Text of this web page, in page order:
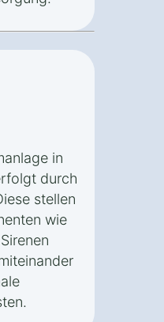
in
durch
stellen
wie